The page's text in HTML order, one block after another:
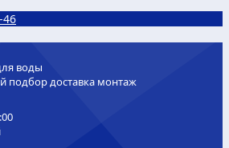
46
воды
подбор доставка монтаж